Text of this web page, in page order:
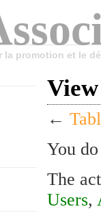
la promotion et le
←
You
The
Users,